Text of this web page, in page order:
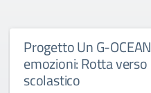
Progetto Un G-
emozioni: Rotta verso
scolastico